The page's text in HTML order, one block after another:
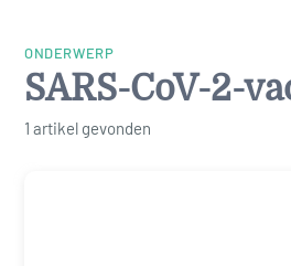
ONDERWERP
SARS-CoV-2-
1 artikel gevonden